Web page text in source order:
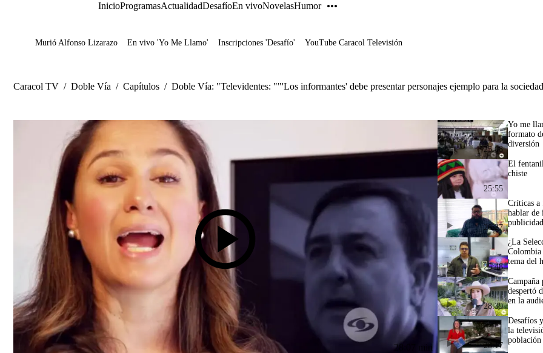
InicioProgramasActualidadDesafíoEn vivoNovelasHumor
Juegos
Murió Alfonso Lizarazo En vivo 'Yo Me Llamo' Inscripciones 'Desafío' YouTube Caracol Televisión
Caracol TV / Doble Vía / Capítulos / Doble Vía: "Televidentes: ""'Los informantes' debe presentar personajes ejemplo para la
28:07 min
25:08
Yo me
formato
diversión
25:55
El
chiste
26:27
Críticas a
hablar de
publicidad
25:48
¿La
Colombia
tema del
28:39
Campaña
despertó
en la
28:17
Desafíos
la
población